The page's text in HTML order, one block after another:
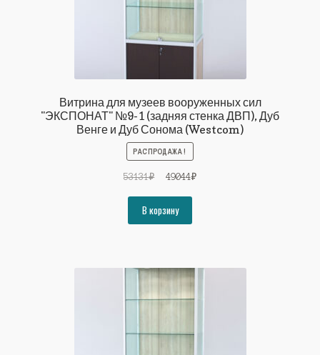
Витрина для музеев вооруженных сил
"ЭКСПОНАТ" №9-1 (задняя стенка ДВП), Дуб
Венге и Дуб Сонома (Westcom)
РАСПРОДАЖА!
53131₽
Первоначальная
составляла
53131₽.
49044₽Текущая
В корзину